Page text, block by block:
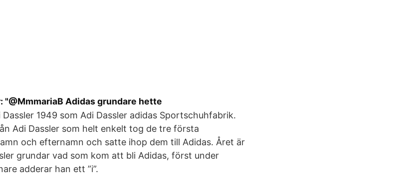
"@MmmariaB Adidas grundare hette
1949 som Adi Dassler adidas Sportschuhfabrik.
Adi Dassler som helt enkelt tog de tre första
och efternamn och satte ihop dem till Adidas. Året är
grundar vad som kom att bli Adidas, först under
adderar han ett ”i”.